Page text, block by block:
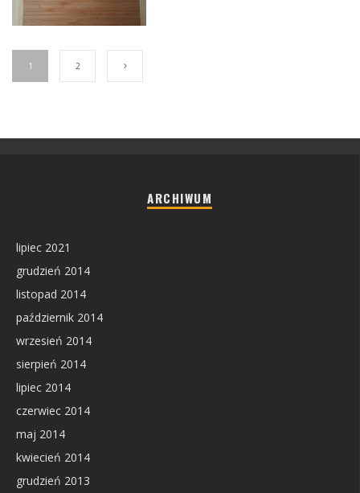
1 2
ARCHIWUM
lipiec 2021
grudzień 2014
listopad 2014
październik 2014
wrzesień 2014
sierpień 2014
lipiec 2014
czerwiec 2014
maj 2014
kwiecień 2014
grudzień 2013